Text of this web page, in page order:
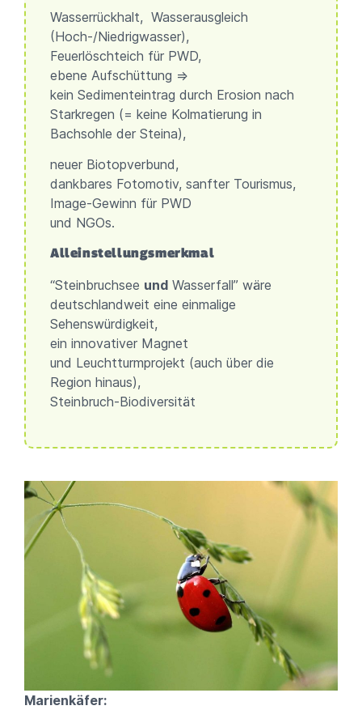
Wasserrückhalt, Wasserausgleich
(Hoch-/Niedrigwasser),
Feuerlöschteich für PWD,
ebene Aufschüttung =>
kein Sedimenteintrag durch Erosion nach
Starkregen (= keine Kolmatierung in
Bachsohle der Steina),
neuer Biotopverbund,
dankbares Fotomotiv, sanfter Tourismus,
Image-Gewinn für PWD
und NGOs.
Alleinstellungsmerkmal
“Steinbruchsee und Wasserfall” wäre
deutschlandweit eine einmalige
Sehenswürdigkeit,
ein innovativer Magnet
und Leuchtturmprojekt (auch über die
Region hinaus),
Steinbruch-Biodiversität
Marienkäfer: